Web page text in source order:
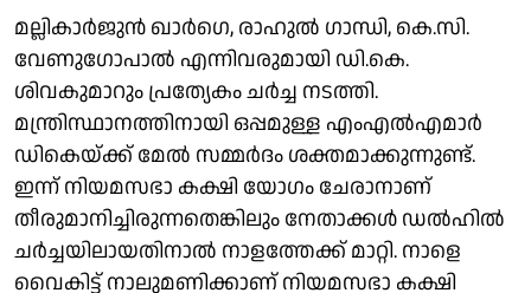
മല്ലികാർജുൻ ഖാർഗെ, രാഹുൽ ഗാന്ധി, കെ.സി.
വേണുഗോപാൽ എന്നിവരുമായി ഡി.കെ.
ശിവകുമാറും പ്രത്യേകം ചർച്ച നടത്തി.
മന്ത്രിസ്ഥാനത്തിനായി ഒപ്പമുള്ള എംഎൽഎമാർ
ഡികെയ്ക്ക് മേൽ സമ്മർദം ശക്തമാക്കുന്നുണ്ട്.
ഇന്ന് നിയമസഭാ കക്ഷി യോഗം ചേരാനാണ്
തീരുമാനിച്ചിരുന്നതെങ്കിലും നേതാക്കൾ ഡൽഹിൽ
ചർച്ചയിലായതിനാൽ നാളത്തേക്ക് മാറ്റി. നാളെ
വൈകിട്ട് നാലുമണിക്കാണ് നിയമസഭാ കക്ഷി